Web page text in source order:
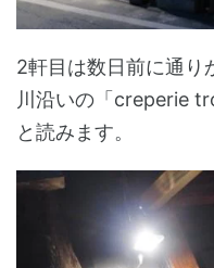
2軒目は数日前に通り
川沿いの「creperie
と読みます。